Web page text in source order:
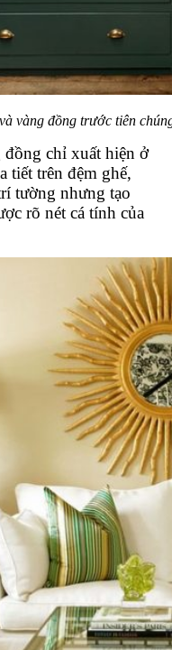
vàng đồng trước tiên
đồng chỉ xuất hiện ở
tiết trên đệm ghế,
tường nhưng tạo
rõ nét cá tính của